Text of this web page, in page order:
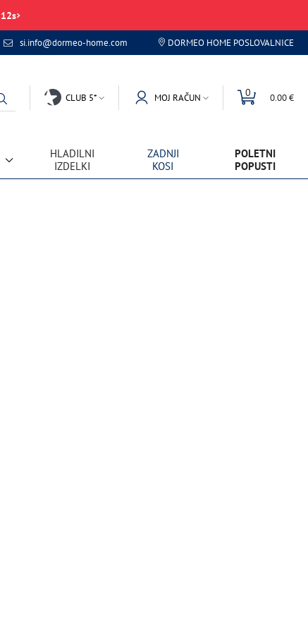
12s
si.info@dormeo-home.com DORMEO HOME POSLOVALNICE
CLUB 5* MOJ RAČUN 0 0.00 €
HLADILNI
IZDELKI
ZADNJI
KOSI
POLETNI
POPUSTI